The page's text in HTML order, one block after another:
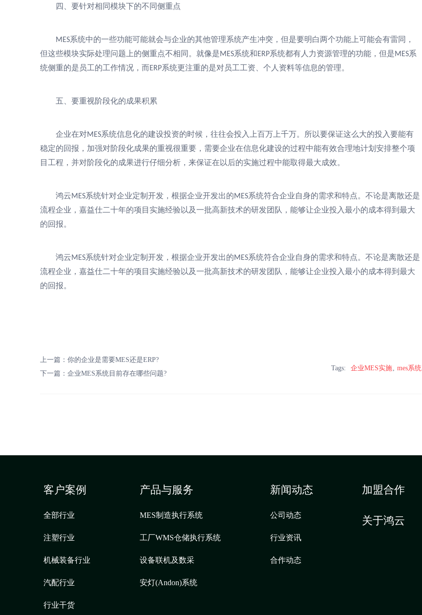
四、要针对相同模块下的不同侧重点
MES系统中的一些功能可能就会与企业的其他管理系统产生冲突，但是要明白两个功能上可能会有雷同，
但这些模块实际处理问题上的侧重点不相同。就像是MES系统和ERP系统都有人力资源管理的功能，但是MES系
统侧重的是员工的工作情况，而ERP系统更注重的是对员工工资、个人资料等信息的管理。
五、要重视阶段化的成果积累
企业在对MES系统信息化的建设投资的时候，往往会投入上百万上千万。所以要保证这么大的投入要能有
稳定的回报，加强对阶段化成果的重视很重要，需要企业在信息化建设的过程中能有效合理地计划安排整个项
目工程，并对阶段化的成果进行仔细分析，来保证在以后的实施过程中能取得最大成效。
鸿云MES系统针对企业定制开发，根据企业开发出的MES系统符合企业自身的需求和特点。不论是离散还是
流程企业，嘉益仕二十年的项目实施经验以及一批高新技术的研发团队，能够让企业投入最小的成本得到最大
的回报。
鸿云MES系统针对企业定制开发，根据企业开发出的MES系统符合企业自身的需求和特点。不论是离散还是
流程企业，嘉益仕二十年的项目实施经验以及一批高新技术的研发团队，能够让企业投入最小的成本得到最大
的回报。
上一篇：你的企业是需要MES还是ERP?
下一篇：企业MES系统目前存在哪些问题?
Tags: 企业MES实施 mes系统
客户案例
全部行业
注塑行业
机械装备行业
汽配行业
行业干货
产品与服务
MES制造执行系统
工厂WMS仓储执行系统
设备联机及数采
安灯(Andon)系统
新闻动态
公司动态
行业资讯
合作动态
加盟合作
关于鸿云